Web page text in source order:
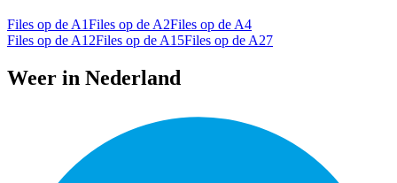
Files op de A1Files op de A2Files op de A4
Files op de A12Files op de A15Files op de A27
Weer in Nederland